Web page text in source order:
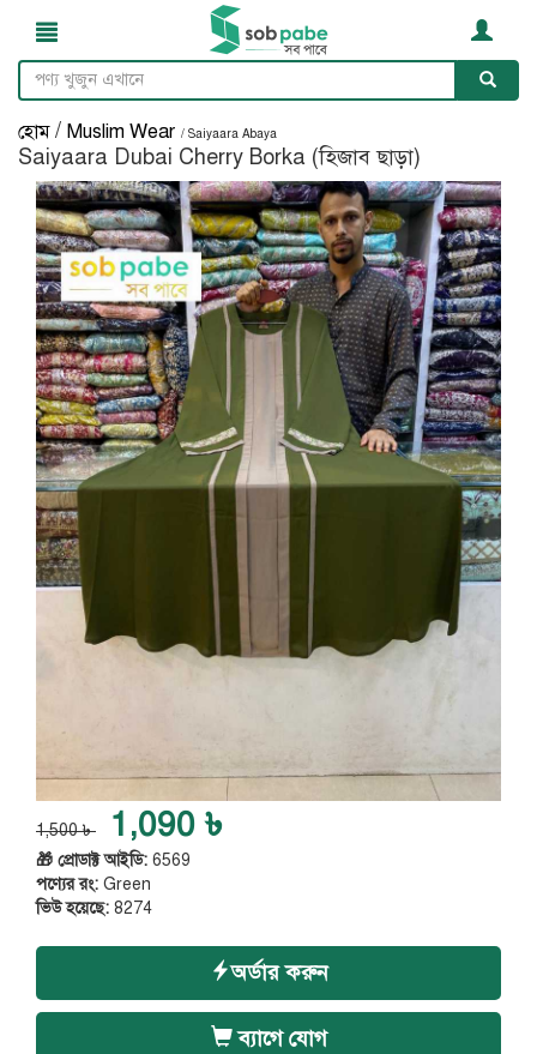
হোম / Muslim Wear / Saiyaara Abaya
Saiyaara Dubai Cherry Borka (হিজাব ছাড়া)
1,500 ৳ 1,090 ৳
🎁 প্রোডাক্ট আইডি: 6569
পণ্যের রং: Green
ভিউ হয়েছে: 8274
অর্ডার করুন
ব্যাগে যোগ